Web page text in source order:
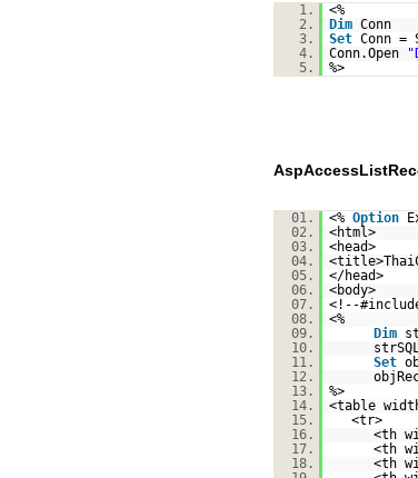
1.
<%
2.
Dim Conn
3.
Set Conn =
4.
Conn.Open
5.
%>
01. <% Option
02.
<html>
03.
<head>
04.
05.
</head>
06.
<body>
07.
<!--
08.
<%
09.
Dim
10.
11.
Set
12.
13.
%>
14.
<table
15.
<tr>
16.
<th
17.
<th
18.
<th